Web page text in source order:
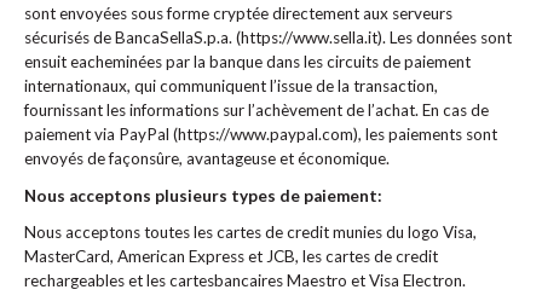
sont envoyées sous forme cryptée directement aux serveurs
sécurisés de BancaSellaS.p.a. (https://www.sella.it). Les données sont
ensuit eacheminées par la banque dans les circuits de paiement
internationaux, qui communiquent l’issue de la transaction,
fournissant les informations sur l’achèvement de l’achat. En cas de
paiement via PayPal (https://www.paypal.com), les paiements sont
envoyés de façonsûre, avantageuse et économique.
Nous acceptons plusieurs types de paiement:
Nous acceptons toutes les cartes de credit munies du logo Visa,
MasterCard, American Express et JCB, les cartes de credit
rechargeables et les cartesbancaires Maestro et Visa Electron.